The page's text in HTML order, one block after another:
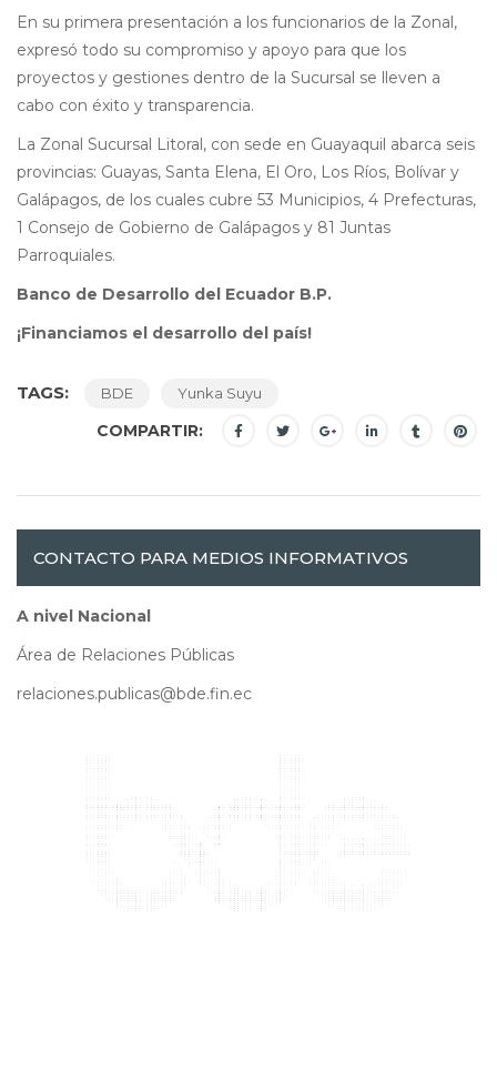
En su primera presentación a los funcionarios de la Zonal,
expresó todo su compromiso y apoyo para que los
proyectos y gestiones dentro de la Sucursal se lleven a
cabo con éxito y transparencia.
La Zonal Sucursal Litoral, con sede en Guayaquil abarca seis
provincias: Guayas, Santa Elena, El Oro, Los Ríos, Bolívar y
Galápagos, de los cuales cubre 53 Municipios, 4 Prefecturas,
1 Consejo de Gobierno de Galápagos y 81 Juntas
Parroquiales.
Banco de Desarrollo del Ecuador B.P.
¡Financiamos el desarrollo del país!
TAGS: BDE Yunka Suyu
COMPARTIR:
CONTACTO PARA MEDIOS INFORMATIVOS
A nivel Nacional
Área de Relaciones Públicas
relaciones.publicas@bde.fin.ec